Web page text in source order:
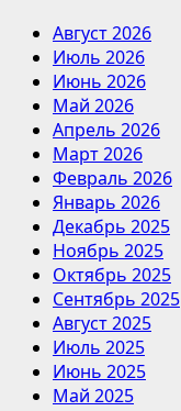
Август 2026
Июль 2026
Июнь 2026
Май 2026
Апрель 2026
Март 2026
Февраль 2026
Январь 2026
Декабрь 2025
Ноябрь 2025
Октябрь 2025
Сентябрь 2025
Август 2025
Июль 2025
Июнь 2025
Май 2025